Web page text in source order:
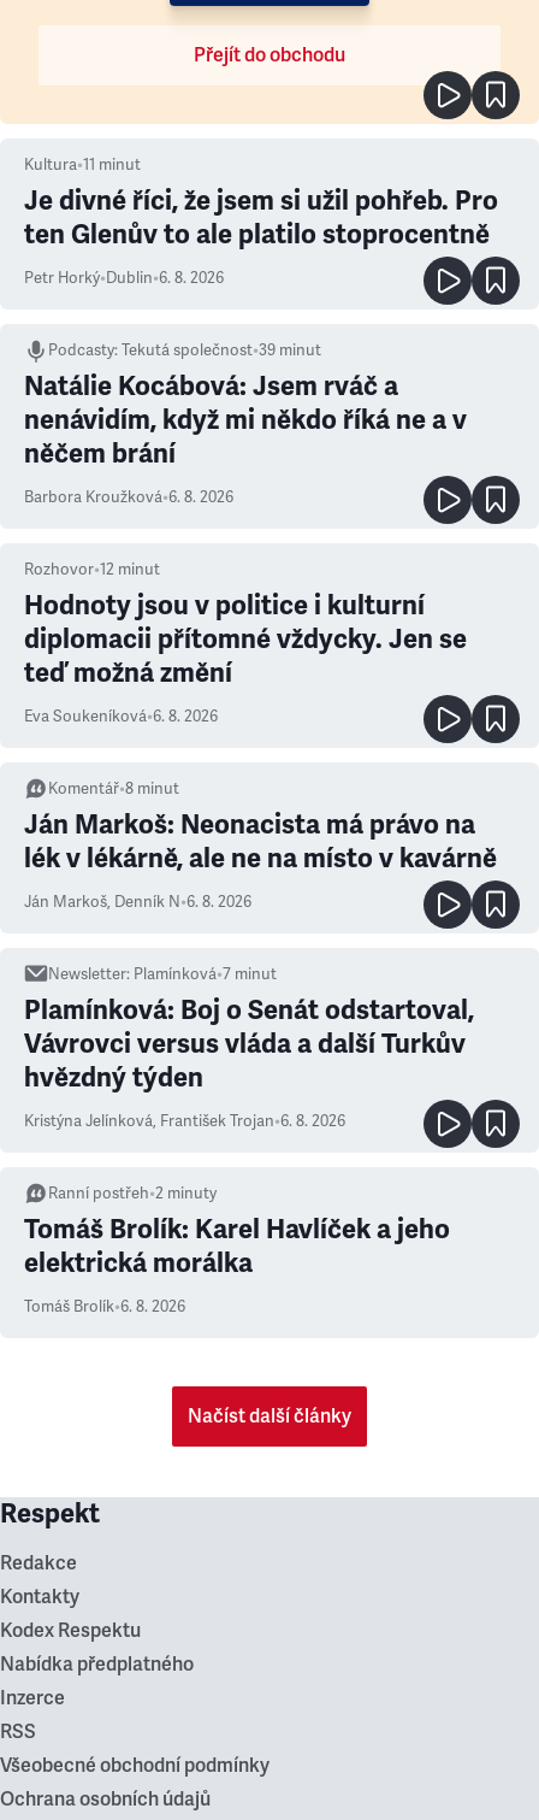
Přejít do obchodu
Kultura•11 minut
Je divné říci, že jsem si užil pohřeb. Pro
ten Glenův to ale platilo stoprocentně
Petr Horký•Dublin•6. 8. 2026
Podcasty:Tekutá společnost•39 minut
Natálie Kocábová: Jsem rváč a
nenávidím, když mi někdo říká ne a v
něčem brání
Barbora Kroužková•6. 8. 2026
Rozhovor•12 minut
Hodnoty jsou v politice i kulturní
diplomacii přítomné vždycky. Jen se
teď možná změní
Eva Soukeníková•6. 8. 2026
Komentář•8 minut
Ján Markoš: Neonacista má právo na
lék v lékárně, ale ne na místo v kavárně
Ján Markoš, Denník N•6. 8. 2026
Newsletter: Plamínková•7 minut
Plamínková: Boj o Senát odstartoval,
Vávrovci versus vláda a další Turkův
hvězdný týden
Kristýna Jelínková, František Trojan•6. 8. 2026
Ranní postřeh•2 minuty
Tomáš Brolík: Karel Havlíček a jeho
elektrická morálka
Tomáš Brolík•6. 8. 2026
Načíst další články
Respekt
Redakce
Kontakty
Kodex Respektu
Nabídka předplatného
Inzerce
RSS
Všeobecné obchodní podmínky
Ochrana osobních údajů